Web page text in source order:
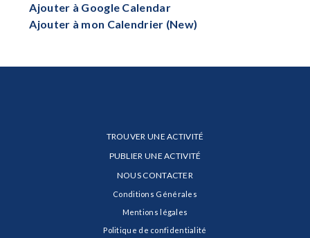
Ajouter à Google Calendar
Ajouter à mon Calendrier (New)
TROUVER UNE ACTIVITÉ
PUBLIER UNE ACTIVITÉ
NOUS CONTACTER
Conditions Générales
Mentions légales
Politique de confidentialité